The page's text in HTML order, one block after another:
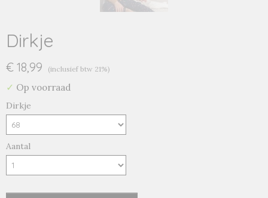
Dirkje
€ 18,99 (inclusief btw 21%)
✓ Op voorraad
Dirkje
Aantal